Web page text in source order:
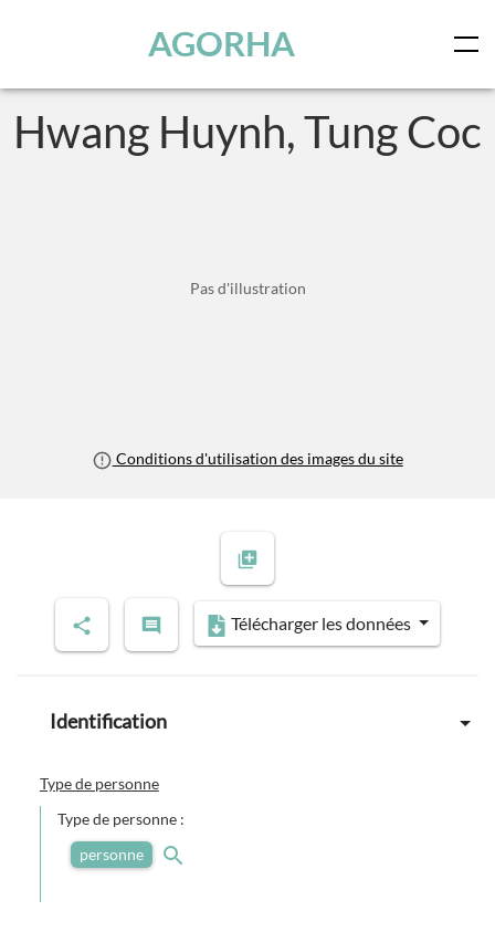
AGORHA
Hwang Huynh, Tung Coc
Pas d'illustration
Conditions d'utilisation des images du site
Télécharger les données
Identification
Type de personne
Type de personne :
personne